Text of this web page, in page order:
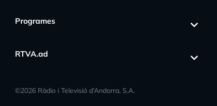
Programes
RTVA.ad
©2026 Ràdio i Televisió d’Andorra, S.A.